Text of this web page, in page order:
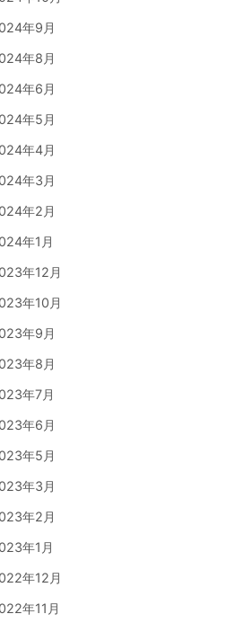
年9月
年8月
年6月
年5月
年4月
年3月
年2月
年1月
年12月
年10月
年9月
年8月
年7月
年6月
年5月
年3月
年2月
年1月
年12月
年11月